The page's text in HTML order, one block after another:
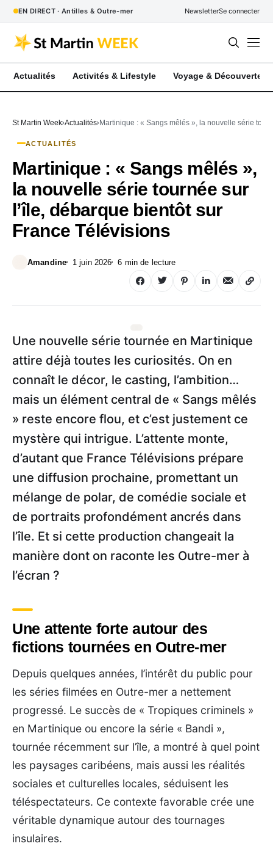
EN DIRECT · Antilles & Outre-mer NewsletterSe connecter
Actualités Activités & Lifestyle Voyage & Découverte
St Martin Week Actualités Martinique : « Sangs mêlés », la nouvelle série
ACTUALITÉS
Martinique : « Sangs mêlés »,
la nouvelle série tournée sur
l’île, débarque bientôt sur
France Télévisions
Amandine 1 juin 2026 6 min de lecture
Une nouvelle série tournée en Martinique
attire déjà toutes les curiosités. On en
connaît le décor, le casting, l’ambition…
mais un élément central de « Sangs mêlés
» reste encore flou, et c’est justement ce
mystère qui intrigue. L’attente monte,
d’autant que France Télévisions prépare
une diffusion prochaine, promettant un
mélange de polar, de comédie sociale et
de portraits profondément ancrés dans
l’île. Et si cette production changeait la
manière dont on raconte les Outre-mer à
l’écran ?
Une attente forte autour des
fictions tournées en Outre-mer
Depuis quelques années, l’intérêt du public pour
les séries filmées en Outre-mer a nettement
progressé. Le succès de « Tropiques criminels »
en Martinique ou encore la série « Bandi »,
tournée récemment sur l’île, a montré à quel point
les paysages caribéens, mais aussi les réalités
sociales et culturelles locales, séduisent les
téléspectateurs. Ce contexte favorable crée une
véritable dynamique autour des tournages
insulaires.